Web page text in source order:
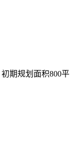
期规划面积800平